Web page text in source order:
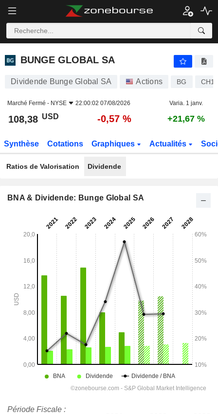
BUNGE GLOBAL SA
BUNGE GLOBAL SA
Dividende Bunge Global SA Actions BG
Marché Fermé - NYSE 22:00:02 07/08/2026 Varia. 1 janv.
108,38 USD -0,57 % +21,67 %
Synthèse Cotations Graphiques Actualités
Ratios de Valorisation Dividende
BNA & Dividende: Bunge Global SA
Période Fiscale :